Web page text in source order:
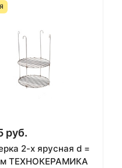
руб.
2-х ярусная d =
ТЕХНОКЕРАМИКА